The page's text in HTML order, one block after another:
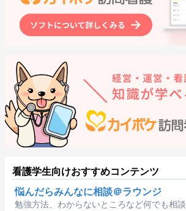
看護学生向けおすすめコンテンツ
悩んだらみんなに相談＠ラウンジ
勉強方法、わからないところなど何でも相談